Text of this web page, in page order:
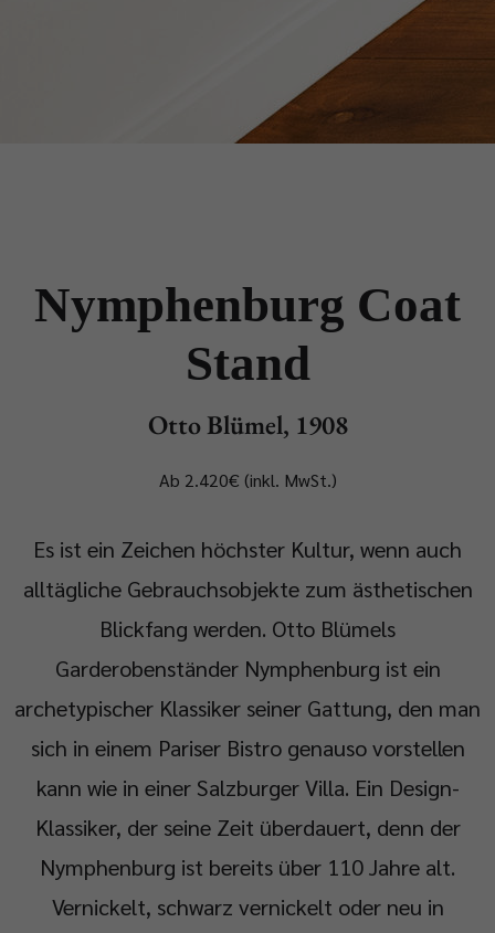
Nymphenburg Coat
Stand
Otto Blümel, 1908
Ab 2.420€ (inkl. MwSt.)
Es ist ein Zeichen höchster Kultur, wenn auch
alltägliche Gebrauchsobjekte zum ästhetischen
Blickfang werden. Otto Blümels
Garderobenständer Nymphenburg ist ein
archetypischer Klassiker seiner Gattung, den man
sich in einem Pariser Bistro genauso vorstellen
kann wie in einer Salzburger Villa. Ein Design-
Klassiker, der seine Zeit überdauert, denn der
Nymphenburg ist bereits über 110 Jahre alt.
Vernickelt, schwarz vernickelt oder neu in